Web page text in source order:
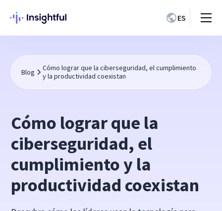
ES
Blog
Cómo lograr que la ciberseguridad, el cumplimiento
y la productividad coexistan
Cómo lograr que la
ciberseguridad, el
cumplimiento y la
productividad coexistan